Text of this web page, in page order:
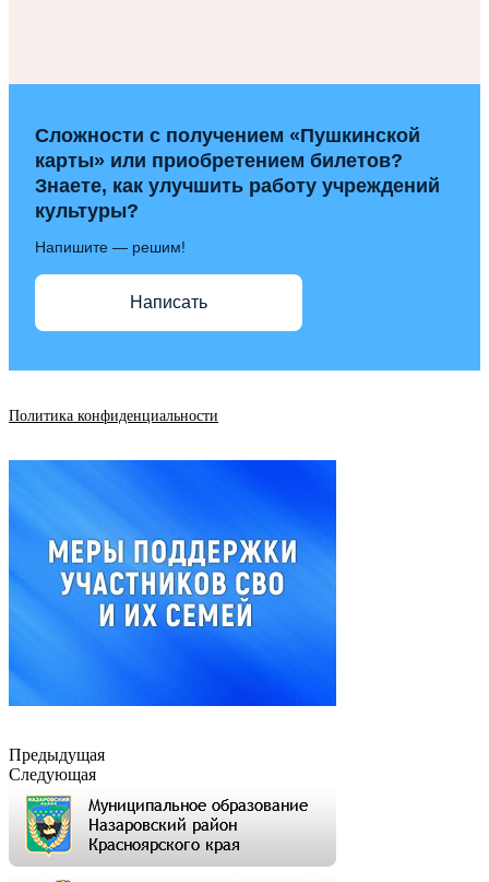
Сложности с получением «Пушкинской
карты» или приобретением билетов?
Знаете, как улучшить работу учреждений
культуры?
Напишите — решим!
Написать
Политика конфиденциальности
Предыдущая
Следующая